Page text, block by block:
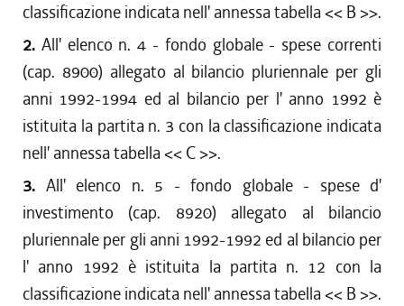
classificazione indicata nell' annessa tabella << B >>.
2. All' elenco n. 4 - fondo globale - spese correnti
(cap. 8900) allegato al bilancio pluriennale per gli
anni 1992-1994 ed al bilancio per l' anno 1992 è
istituita la partita n. 3 con la classificazione indicata
nell' annessa tabella << C >>.
3. All' elenco n. 5 - fondo globale - spese d'
investimento (cap. 8920) allegato al bilancio
pluriennale per gli anni 1992-1992 ed al bilancio per
l' anno 1992 è istituita la partita n. 12 con la
classificazione indicata nell' annessa tabella << B >>.